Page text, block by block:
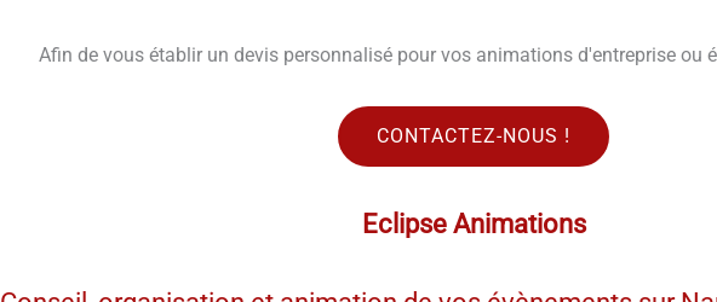
Afin de vous établir un devis personnalisé pour vos animations d'entreprise ou
CONTACTEZ-NOUS !
Eclipse Animations